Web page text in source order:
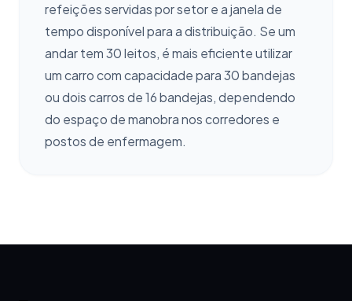
refeições servidas por setor e a janela de
tempo disponível para a distribuição. Se um
andar tem 30 leitos, é mais eficiente utilizar
um carro com capacidade para 30 bandejas
ou dois carros de 16 bandejas, dependendo
do espaço de manobra nos corredores e
postos de enfermagem.